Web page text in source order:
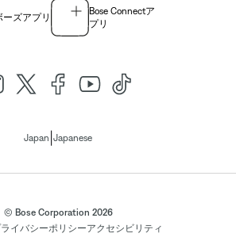
ーズアプリ
Bose Connectア
プリ
Japan Japanese
© Bose Corporation 2026
イバシーポリシーアクセシビリティ